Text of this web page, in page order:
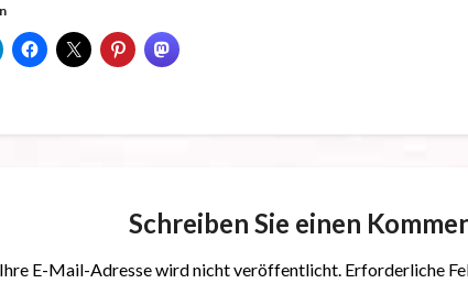
Schreiben Sie einen
Ihre E-Mail-Adresse wird nicht veröffentlicht. Erforderliche